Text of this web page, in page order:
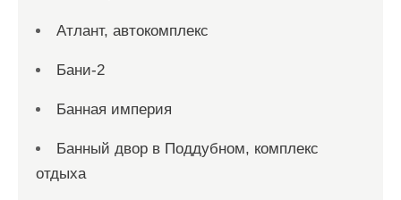
Атлант, автокомплекс
Бани-2
Банная империя
Банный двор в Поддубном, комплекс
отдыха